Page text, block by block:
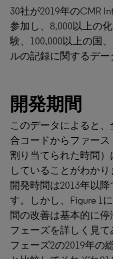
30社が2019年のCMR
参加し、8,000以上の
験、100,000以上の国
ルの記録に関するデー
開発期間
このデータによると
合コードからファー
割り当てられた時間
していることがわか
開発時間は2013年以
す。しかし、Figure 1
間の改善は基本的に
フェーズを詳しく見
フェーズ2の2019年の